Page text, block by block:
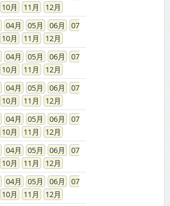
10 11
12
04 05 06
07
10 11
12
04 05 06
07
10 11
12
04 05 06
07
10 11
12
04 05 06
07
10 11
12
04 05 06
07
10 11
12
04 05 06
07
10 11
12